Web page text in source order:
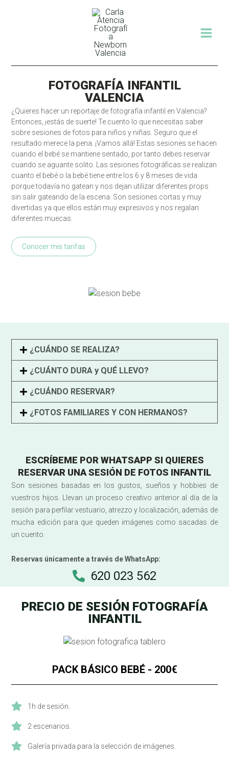
FOTOGRAFÍA INFANTIL
VALENCIA
¿Quieres hacer un reportaje de fotografía infantil en Valencia?
Entonces, ¡estás de suerte! Te cuento lo que necesitas saber
sobre sesiones de fotos para niños y niñas. Seguro que el
resultado merece la pena. ¡Vamos allá! Estas sesiones se hacen
cuando el bebé se mantiene sentado, por tanto debes reservar
cuando se aguante solito. Las sesiones fotográficas se realizan
cuanto el bebé o la bebé tiene entre los 6 y 8 meses de vida
porque todavía no gatean y nos dejan utilizar diferentes props
sin salir gateando de la escena. Son sesiones cortas y muy
divertidas ya que ellos están muy expresivos y nos regalan
diferentes muecas.
Conocer mis tarifas
¿CUÁNDO SE REALIZA?
¿CUÁNTO DURA y QUÉ LLEVO?
¿CUÁNDO RESERVAR?
¿FOTOS FAMILIARES Y CON HERMANOS?
ESCRÍBEME POR WHATSAPP SI QUIERES
RESERVAR UNA SESIÓN DE FOTOS INFANTIL
Son sesiones basadas en los gustos, sueños y hobbies de
vuestros hijos. Llevan un proceso creativo anterior al día de la
sesión para perfilar vestuario, atrezzo y localización, además de
mucha edición para que queden imágenes como sacadas de
un cuento.
Reservas únicamente a través de WhatsApp:
620 023 562
PRECIO DE SESIÓN FOTOGRAFÍA
INFANTIL
PACK BÁSICO BEBÉ - 200€
1h de sesión.
2 escenarios.
Galería privada para la selección de imágenes.